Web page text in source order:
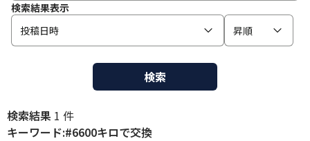
検索結果表示
投稿日時
昇順
検索
検索結果 1 件
キーワード:#6600キロで交換